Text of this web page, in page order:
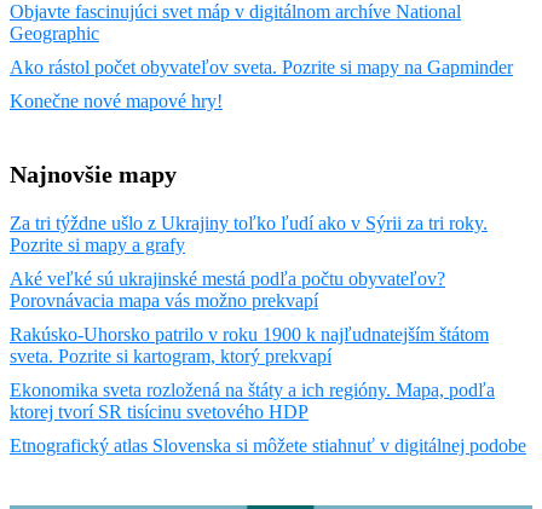
Objavte fascinujúci svet máp v digitálnom archíve National
Geographic
Ako rástol počet obyvateľov sveta. Pozrite si mapy na Gapminder
Konečne nové mapové hry!
Najnovšie mapy
Za tri týždne ušlo z Ukrajiny toľko ľudí ako v Sýrii za tri roky.
Pozrite si mapy a grafy
Aké veľké sú ukrajinské mestá podľa počtu obyvateľov?
Porovnávacia mapa vás možno prekvapí
Rakúsko-Uhorsko patrilo v roku 1900 k najľudnatejším štátom
sveta. Pozrite si kartogram, ktorý prekvapí
Ekonomika sveta rozložená na štáty a ich regióny. Mapa, podľa
ktorej tvorí SR tisícinu svetového HDP
Etnografický atlas Slovenska si môžete stiahnuť v digitálnej podobe